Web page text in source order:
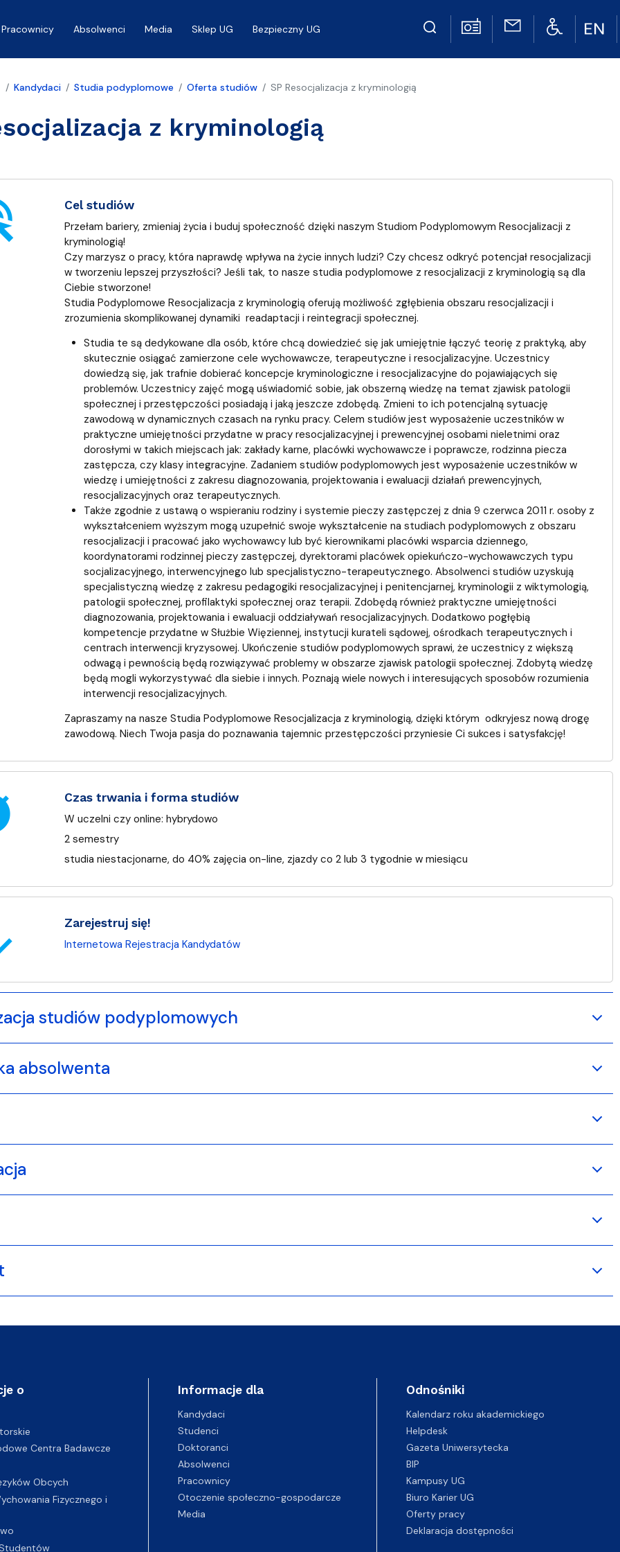
Pracownicy Absolwenci Media Sklep UG Bezpieczny UG
Kandydaci Studia podyplomowe Oferta studiów SP Resocjalizacja z kryminologią
z kryminologią
Cel studiów
Przełam bariery, zmieniaj życia i buduj społeczność dzięki naszym Studiom Podyplomowym Resocjalizacji z
kryminologią!
Czy marzysz o pracy, która naprawdę wpływa na życie innych ludzi? Czy chcesz odkryć potencjał resocjalizacji
w tworzeniu lepszej przyszłości? Jeśli tak, to nasze studia podyplomowe z resocjalizacji z kryminologią są dla
Ciebie stworzone!
Studia Podyplomowe Resocjalizacja z kryminologią oferują możliwość zgłębienia obszaru resocjalizacji i
zrozumienia skomplikowanej dynamiki readaptacji i reintegracji społecznej.
Studia te są dedykowane dla osób, które chcą dowiedzieć się jak umiejętnie łączyć teorię z praktyką, aby
skutecznie osiągać zamierzone cele wychowawcze, terapeutyczne i resocjalizacyjne. Uczestnicy
dowiedzą się, jak trafnie dobierać koncepcje kryminologiczne i resocjalizacyjne do pojawiających się
problemów. Uczestnicy zajęć mogą uświadomić sobie, jak obszerną wiedzę na temat zjawisk patologii
społecznej i przestępczości posiadają i jaką jeszcze zdobędą. Zmieni to ich potencjalną sytuację
zawodową w dynamicznych czasach na rynku pracy. Celem studiów jest wyposażenie uczestników w
praktyczne umiejętności przydatne w pracy resocjalizacyjnej i prewencyjnej osobami nieletnimi oraz
dorosłymi w takich miejscach jak: zakłady karne, placówki wychowawcze i poprawcze, rodzinna piecza
zastępcza, czy klasy integracyjne. Zadaniem studiów podyplomowych jest wyposażenie uczestników w
wiedzę i umiejętności z zakresu diagnozowania, projektowania i ewaluacji działań prewencyjnych,
resocjalizacyjnych oraz terapeutycznych.
Także zgodnie z ustawą o wspieraniu rodziny i systemie pieczy zastępczej z dnia 9 czerwca 2011 r. osoby z
wykształceniem wyższym mogą uzupełnić swoje wykształcenie na studiach podyplomowych z obszaru
resocjalizacji i pracować jako wychowawcy lub być kierownikami placówki wsparcia dziennego,
koordynatorami rodzinnej pieczy zastępczej, dyrektorami placówek opiekuńczo-wychowawczych typu
socjalizacyjnego, interwencyjnego lub specjalistyczno-terapeutycznego. Absolwenci studiów uzyskują
specjalistyczną wiedzę z zakresu pedagogiki resocjalizacyjnej i penitencjarnej, kryminologii z wiktymologią,
patologii społecznej, profilaktyki społecznej oraz terapii. Zdobędą również praktyczne umiejętności
diagnozowania, projektowania i ewaluacji oddziaływań resocjalizacyjnych. Dodatkowo pogłębią
kompetencje przydatne w Służbie Więziennej, instytucji kurateli sądowej, ośrodkach terapeutycznych i
centrach interwencji kryzysowej. Ukończenie studiów podyplomowych sprawi, że uczestnicy z większą
odwagą i pewnością będą rozwiązywać problemy w obszarze zjawisk patologii społecznej. Zdobytą wiedzę
będą mogli wykorzystywać dla siebie i innych. Poznają wiele nowych i interesujących sposobów rozumienia
interwencji resocjalizacyjnych.
Zapraszamy na nasze Studia Podyplomowe Resocjalizacja z kryminologią, dzięki którym odkryjesz nową drogę
zawodową. Niech Twoja pasja do poznawania tajemnic przestępczości przyniesie Ci sukces i satysfakcję!
Czas trwania i forma studiów
W uczelni czy online: hybrydowo
2 semestry
studia niestacjonarne, do 40% zajęcia on-line, zjazdy co 2 lub 3 tygodnie w miesiącu
Zarejestruj się!
Internetowa Rejestracja Kandydatów
studiów podyplomowych
absolwenta
o
Centra Badawcze
Obcych
Fizycznego i
Informacje dla
Kandydaci
Studenci
Doktoranci
Absolwenci
Pracownicy
Otoczenie społeczno-gospodarcze
Media
Odnośniki
Kalendarz roku akademickiego
Helpdesk
Gazeta Uniwersytecka
BIP
Kampusy UG
Biuro Karier UG
Oferty pracy
Deklaracja dostępności